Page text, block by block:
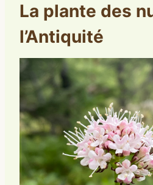
La plante des
l’Antiquité